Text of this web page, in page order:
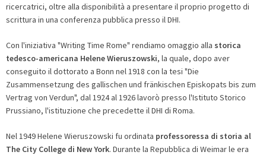
ricercatrici, oltre alla disponibilità a presentare il proprio progetto di
scrittura in una conferenza pubblica presso il DHI.
Con l'iniziativa "Writing Time Rome" rendiamo omaggio alla storica
tedesco-americana Helene Wieruszowski, la quale, dopo aver
conseguito il dottorato a Bonn nel 1918 con la tesi "Die
Zusammensetzung des gallischen und fränkischen Episkopats bis zum
Vertrag von Verdun", dal 1924 al 1926 lavorò presso l'Istituto Storico
Prussiano, l'istituzione che precedette il DHI di Roma.
Nel 1949 Helene Wieruszowski fu ordinata professoressa di storia al
The City College di New York. Durante la Repubblica di Weimar le era